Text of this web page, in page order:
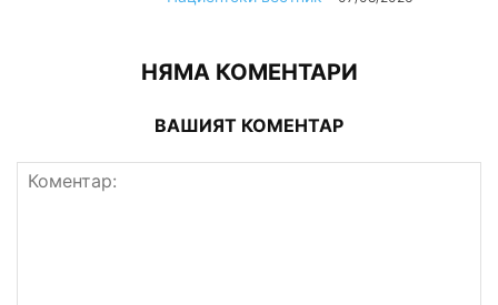
НЯМА КОМЕНТАРИ
ВАШИЯТ КОМЕНТАР